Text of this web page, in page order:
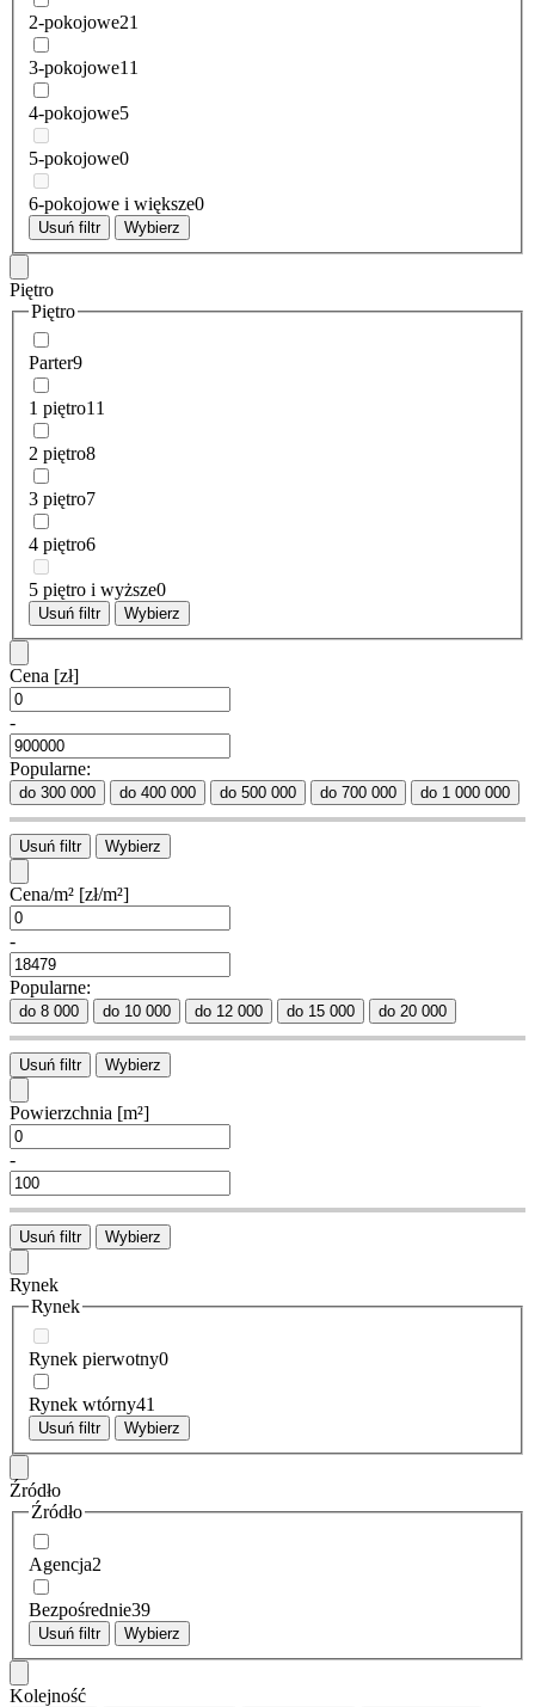
2-pokojowe21
3-pokojowe11
4-pokojowe5
5-pokojowe0
6-pokojowe i większe0
Usuń filtr Wybierz
Piętro
Piętro
Parter9
1 piętro11
2 piętro8
3 piętro7
4 piętro6
5 piętro i wyższe0
Usuń filtr Wybierz
Cena [zł]
-
Popularne:
do 300 000 do 400 000 do 500 000 do 700 000 do 1 000 000
Usuń filtr Wybierz
Cena/m² [zł/m²]
-
Popularne:
do 8 000 do 10 000 do 12 000 do 15 000 do 20 000
Usuń filtr Wybierz
Powierzchnia [m²]
-
Usuń filtr Wybierz
Rynek
Rynek
Rynek pierwotny0
Rynek wtórny41
Usuń filtr Wybierz
Źródło
Źródło
Agencja2
Bezpośrednie39
Usuń filtr Wybierz
Kolejność